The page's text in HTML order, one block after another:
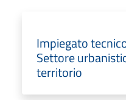
Impiegato
Settore
territorio